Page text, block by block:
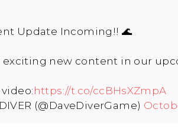
Update Incoming!! 🌊
exciting new content in our
https://t.co/ccBHsXZmpA
(@DaveDiverGame)